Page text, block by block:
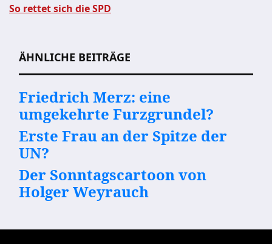
So rettet sich die SPD
ÄHNLICHE BEITRÄGE
Friedrich Merz: eine
umgekehrte Furzgrundel?
Erste Frau an der Spitze der
UN?
Der Sonntagscartoon von
Holger Weyrauch